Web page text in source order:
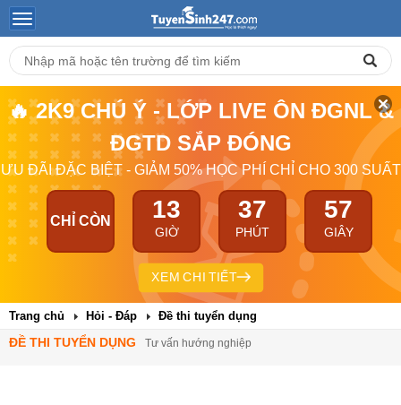
🔥 2K9 CHÚ Ý - LỚP LIVE ÔN ĐGNL &
ĐGTD SẮP ĐÓNG
ƯU ĐÃI ĐẶC BIỆT - GIẢM 50% HỌC PHÍ CHỈ CHO 300 SUẤT
CHỈ CÒN 13
GIỜ
37
PHÚT
57
GIÂY
XEM CHI TIẾT
Trang chủ Hỏi - Đáp Đề thi tuyển dụng
ĐỀ THI TUYỂN DỤNG Tư vấn hướng nghiệp